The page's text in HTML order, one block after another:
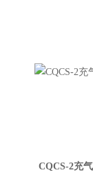
CQCS-2充